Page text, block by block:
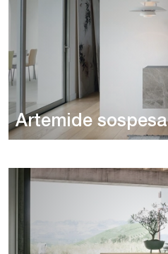
Artemide sospesa